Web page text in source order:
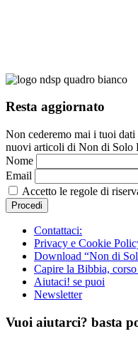
Resta aggiornato
Non cederemo mai i tuoi
nuovi articoli di Non di Solo
Nome
Email
Accetto le regole di
Contattaci:
Privacy e Cookie
Download “Non di
Capire la Bibbia,
Aiutaci! se puoi
Newsletter
Vuoi aiutarci? basta